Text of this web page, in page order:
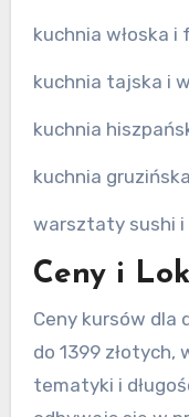
kuchnia włoska i
kuchnia tajska i
kuchnia
kuchnia
warsztaty sushi i
Ceny i
Ceny kursów dla
do 1399 złotych,
tematyki i